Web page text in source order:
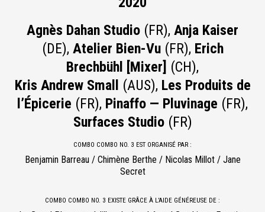
Agnès Dahan Studio (FR), Anja Kaiser
(DE), Atelier Bien-Vu(FR), Erich
Brechbühl [Mixer] (CH),
Kris Andrew Small
(AUS), Les Produits de
l’Épicerie (FR), Pinaffo — Pluvinage (FR),
Surfaces Studio(FR)
COMBO COMBO NO. 3 EST ORGANISÉ PAR :
Benjamin Barreau / Chimène Berthe / Nicolas Millot / Jane
Secret
COMBO COMBO NO. 3 EXISTE GRÂCE À L’AIDE GÉNÉREUSE DE :